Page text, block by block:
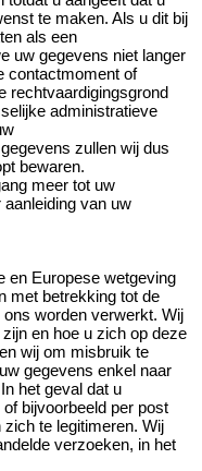
te maken. Als u dit bij
als een
uw gegevens niet langer
contactmoment of
rechtvaardigingsgrond
administratieve
zullen wij dus
bewaren.
meer tot uw
van uw
en Europese wetgeving
met betrekking tot de
worden verwerkt. Wij
en hoe u zich op deze
wij om misbruik te
gegevens enkel naar
het geval dat u
bijvoorbeeld per post
te legitimeren. Wij
verzoeken, in het